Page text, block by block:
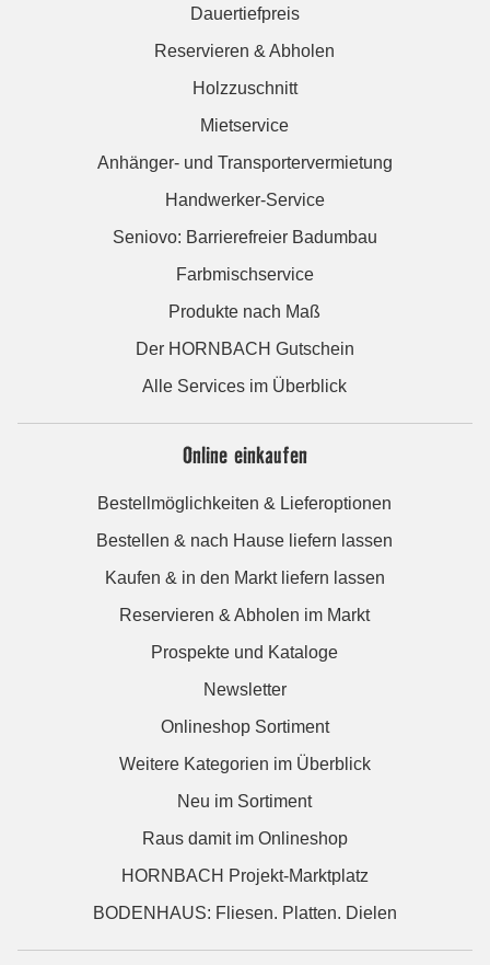
Dauertiefpreis
Reservieren & Abholen
Holzzuschnitt
Mietservice
Anhänger- und Transportervermietung
Handwerker-Service
Seniovo: Barrierefreier Badumbau
Farbmischservice
Produkte nach Maß
Der HORNBACH Gutschein
Alle Services im Überblick
Online einkaufen
Bestellmöglichkeiten & Lieferoptionen
Bestellen & nach Hause liefern lassen
Kaufen & in den Markt liefern lassen
Reservieren & Abholen im Markt
Prospekte und Kataloge
Newsletter
Onlineshop Sortiment
Weitere Kategorien im Überblick
Neu im Sortiment
Raus damit im Onlineshop
HORNBACH Projekt-Marktplatz
BODENHAUS: Fliesen. Platten. Dielen